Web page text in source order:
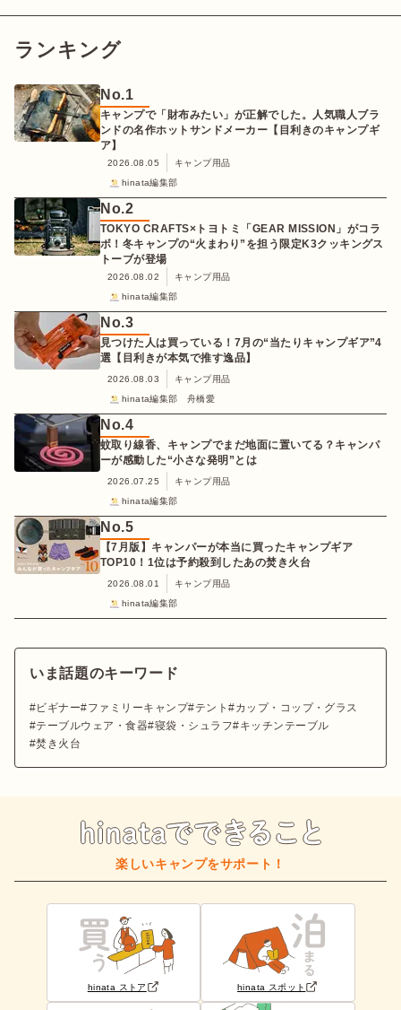
ランキング
No.1
キャンプで「財布みたい」が正解でした。人気職人ブラ
ンドの名作ホットサンドメーカー【目利きのキャンプギ
ア】
2026.08.05
キャンプ用品
hinata編集部
No.2
TOKYO CRAFTS×トヨトミ「GEAR MISSION」がコラ
ボ！冬キャンプの“火まわり”を担う限定K3クッキングス
トーブが登場
2026.08.02
キャンプ用品
hinata編集部
No.3
見つけた人は買っている！7月の“当たりキャンプギア”4
選【目利きが本気で推す逸品】
2026.08.03
キャンプ用品
hinata編集部 舟橋愛
No.4
蚊取り線香、キャンプでまだ地面に置いてる？キャンパ
ーが感動した“小さな発明”とは
2026.07.25
キャンプ用品
hinata編集部
No.5
【7月版】キャンパーが本当に買ったキャンプギア
TOP10！1位は予約殺到したあの焚き火台
2026.08.01
キャンプ用品
hinata編集部
いま話題のキーワード
ビギナー ファミリーキャンプ テント
カップ・コップ・グラス
テーブルウェア・食器 寝袋・シュラフ
キッチンテーブル
焚き火台
楽しいキャンプをサポート！
hinata ストア hinata スポット